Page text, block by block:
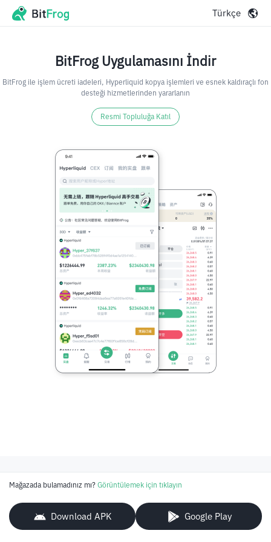
Türkçe
BitFrog Uygulamasını İndir
BitFrog ile işlem ücreti iadeleri, Hyperliquid kopya işlemleri ve esnek kaldıraçlı fon
desteği hizmetlerinden yararlanın
Resmi Topluluğa Katıl
Mağazada bulamadınız mı? Görüntülemek için tıklayın
Download APK Google Play